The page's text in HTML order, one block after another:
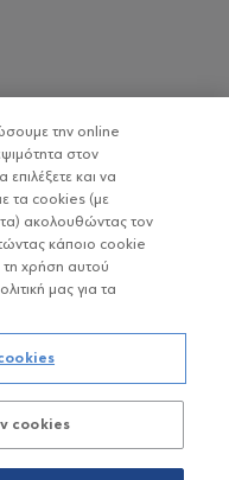
ΑΠΟΔΟΣΗ ΚΑΙ ΟΙ
ΔΙΑΣΦΑΛΙΖΟΥΝ ΤΙΣ
ΑΕΔΑΚ
Δεδομένων
την online
στον
και να
τα cookies (με
ακολουθώντας τον
κάποιο cookie
τη χρήση αυτού
μας για τα
cookies
cookies